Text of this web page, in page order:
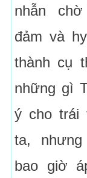
nhẫn
đảm và
thành cụ
những gì
ý cho trái
ta,
bao giờ